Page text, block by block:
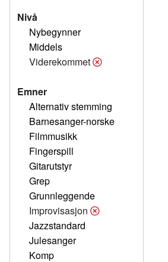
Nivå
Nybegynner
Middels
Viderekommet
Emner
Alternativ stemming
Barnesanger-norske
Filmmusikk
Fingerspill
Gitarutstyr
Grep
Grunnleggende
Improvisasjon
Jazzstandard
Julesanger
Komp